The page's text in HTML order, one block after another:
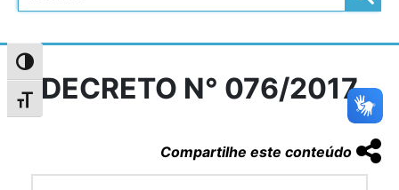
Alternar alto contraste
Alternar tamanho da fonte
DECRETO N° 076/2017
Compartilhe este conteúdo